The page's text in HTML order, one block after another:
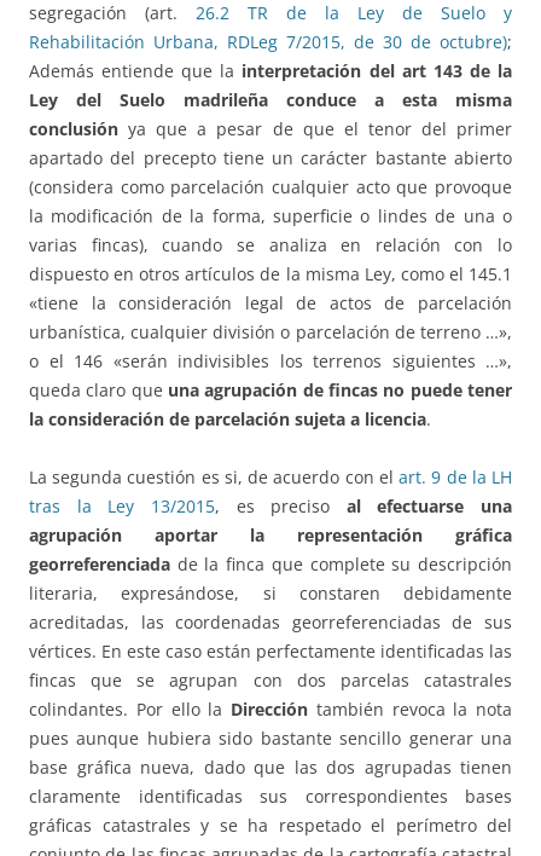
segregación (art. 26.2 TR de la Ley de Suelo y
Rehabilitación Urbana, RDLeg 7/2015, de 30 de octubre);
Además entiende que la interpretación del art 143 de la
Ley del Suelo madrileña conduce a esta misma
conclusión ya que a pesar de que el tenor del primer
apartado del precepto tiene un carácter bastante abierto
(considera como parcelación cualquier acto que provoque
la modificación de la forma, superficie o lindes de una o
varias fincas), cuando se analiza en relación con lo
dispuesto en otros artículos de la misma Ley, como el 145.1
«tiene la consideración legal de actos de parcelación
urbanística, cualquier división o parcelación de terreno …»,
o el 146 «serán indivisibles los terrenos siguientes …»,
queda claro que una agrupación de fincas no puede tener
la consideración de parcelación sujeta a licencia.
La segunda cuestión es si, de acuerdo con elart. 9 de la LH
tras la Ley 13/2015, es preciso al efectuarse una
agrupación aportar la representación gráfica
georreferenciada de la finca que complete su descripción
literaria, expresándose, si constaren debidamente
acreditadas, las coordenadas georreferenciadas de sus
vértices. En este caso están perfectamente identificadas las
fincas que se agrupan con dos parcelas catastrales
colindantes. Por ello la Dirección también revoca la nota
pues aunque hubiera sido bastante sencillo generar una
base gráfica nueva, dado que las dos agrupadas tienen
claramente identificadas sus correspondientes bases
gráficas catastrales y se ha respetado el perímetro del